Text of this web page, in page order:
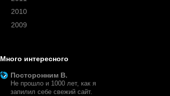
2010
2009
Много интересного
Посторонним В.
Не прошло и 1000 лет, как я
запилил себе свежий сайт.